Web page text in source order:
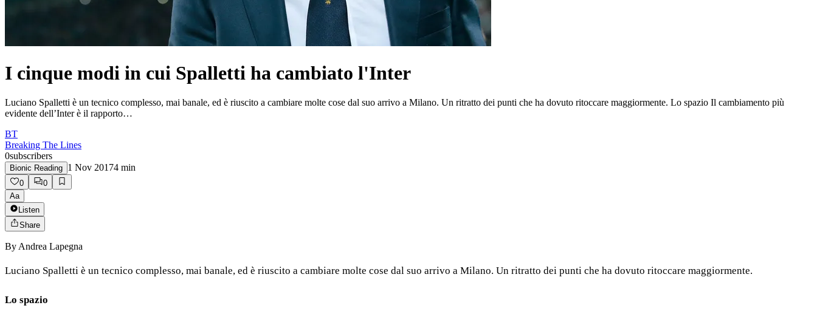
I cinque modi in cui Spalletti ha cambiato l'Inter
Luciano Spalletti è un tecnico complesso, mai banale, ed è riuscito a cambiare molte cose dal suo arrivo a Milano. Un ritratto dei punti che ha dovuto ritoccare maggiormente. Lo spazio Il cambiamento più
evidente dell’Inter è il rapporto…
BT
Breaking The Lines
0subscribers
Bionic Reading 1 Nov 20174 min
0
0
Aa
Listen
Share
By Andrea Lapegna
Luciano Spalletti è un tecnico complesso, mai banale, ed è riuscito a cambiare molte cose dal suo arrivo a Milano. Un ritratto dei punti che ha dovuto ritoccare maggiormente.
Lo spazio